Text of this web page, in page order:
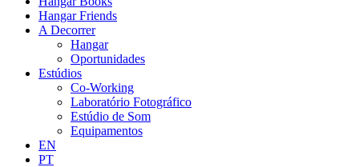
Hangar Friends
A Decorrer
Hangar
Oportunidades
Estúdios
Co-Working
Laboratório Fotográfico
Estúdio de Som
Equipamentos
EN
PT